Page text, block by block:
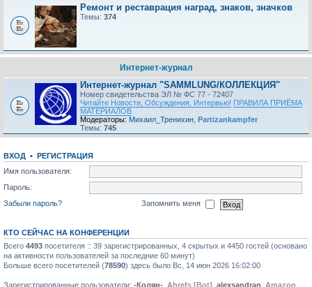
Ремонт и реставрация наград, знаков, значков
Темы: 374
Интернет-журнал
Интернет-журнал "SAMMLUNG/КОЛЛЕКЦИЯ"
Номер свидетельства ЭЛ № ФС 77 - 72407
Читайте Новости, Обсуждения, Интервью! ПРАВИЛА ПРИЁМА
МАТЕРИАЛОВ
Модераторы: Михаил_Тренихин Partizankampfer
Темы: 745
ВХОД • РЕГИСТРАЦИЯ
Имя пользователя:
Пароль:
Забыли пароль?
Запомнить меня
КТО СЕЙЧАС НА КОНФЕРЕНЦИИ
Всего 4493 посетителя :: 39 зарегистрированных, 4 скрытых и 4450 гостей (основано
на активности пользователей за последние 60 минут)
Больше всего посетителей (78590) здесь было Вс, 14 июн 2026 16:02:00
Зарегистрированные пользователи: -Колян- Ahrefs [Bot] alexsandran Amazon